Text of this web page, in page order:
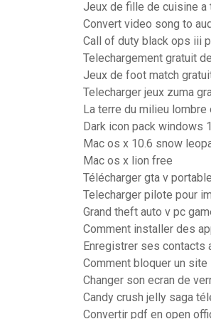
Jeux de fille de cuisine a
Convert video song to
Call of duty black ops iii
Telechargement gratuit
Jeux de foot match
Telecharger jeux zuma
La terre du milieu
Dark icon pack windows
Mac os x 10.6 snow
Mac os x lion free
Télécharger gta v
Telecharger pilote pour
Grand theft auto v pc
Comment installer des
Enregistrer ses contacts
Comment bloquer un
Changer son ecran de
Candy crush jelly saga
Convertir pdf en open